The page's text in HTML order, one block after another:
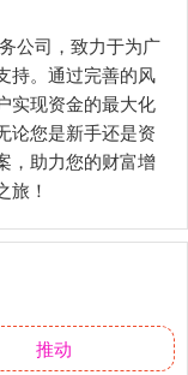
公司，致力于为广
持。通过完善的风
实现资金的最大化
论您是新手还是资
，助力您的财富增
旅！
推动